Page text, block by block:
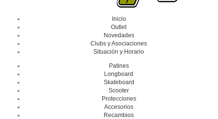
Inicio
Outlet
Novedades
Clubs y Asociaciones
Situación y Horario
Patines
Longboard
Skateboard
Scooter
Protecciones
Accesorios
Recambios